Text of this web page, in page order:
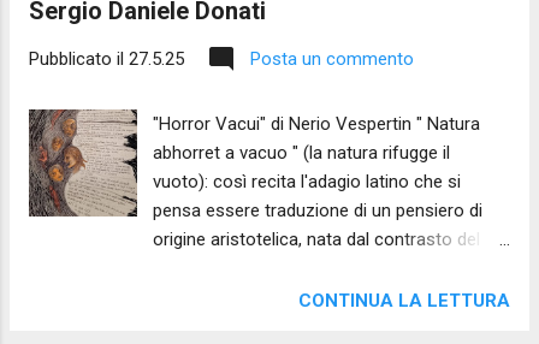
Sergio Daniele Donati
Pubblicato il 27.5.25 Posta un commento
"Horror Vacui" di Nerio Vespertin " Natura
abhorret a vacuo " (la natura rifugge il
vuoto): così recita l'adagio latino che si
pensa essere traduzione di un pensiero di
origine aristotelica, nata dal contrasto del
idea pare definire il vuoto o come inesistente
CONTINUA LA LETTURA